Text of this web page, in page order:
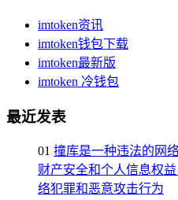
imtoken资讯
imtoken钱包下载
imtoken最新版
imtoken 冷钱包
最近发表
01 撞库是一种违法的网
财产安全和个人信息权
络犯罪和恶意攻击行为